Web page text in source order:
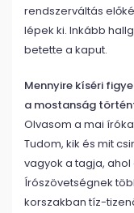
rendszerváltás
lépek ki. Inkább
betette a kaput.
Mennyire kíséri
a mostanság
Olvasom a mai
Tudom, kik és mit
vagyok a tagja,
Írószövetségnek
korszakban tíz-